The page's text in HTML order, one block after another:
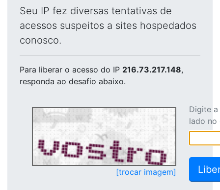
Seu IP fez diversas tentativas de
acessos suspeitos a sites hospedados
conosco.
Para liberar o acesso do IP 216.73.217.148,
responda ao desafio abaixo.
[trocar imagem]
Digite
lado no